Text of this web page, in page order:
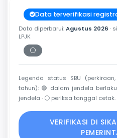
Data terverifikasi
Data diperbarui:Agustus 2026 ·
LPJK
⚪
Periksa tanggal cetak
Legenda status SBU
tahun): 🟢 dalam jendela berlaku
jendela · ⚪ periksa tanggal cetak.
VERIFIKASI DI